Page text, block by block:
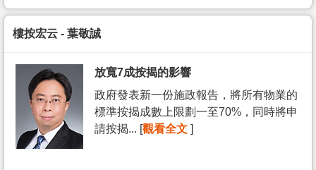
樓按宏云 - 葉敬誠
放寬7成按揭的影響
政府發表新一份施政報告，將所有物業的
標準按揭成數上限劃一至70%，同時將申
請按揭... [觀看全文 ]